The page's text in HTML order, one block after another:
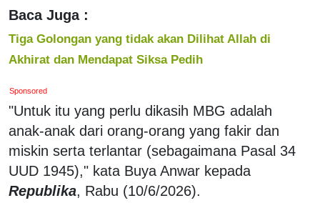
Baca Juga :
Tiga Golongan yang tidak akan Dilihat Allah di
Akhirat dan Mendapat Siksa Pedih
Sponsored
"Untuk itu yang perlu dikasih MBG adalah
anak-anak dari orang-orang yang fakir dan
miskin serta terlantar (sebagaimana Pasal 34
UUD 1945)," kata Buya Anwar kepada
Republika, Rabu (10/6/2026).